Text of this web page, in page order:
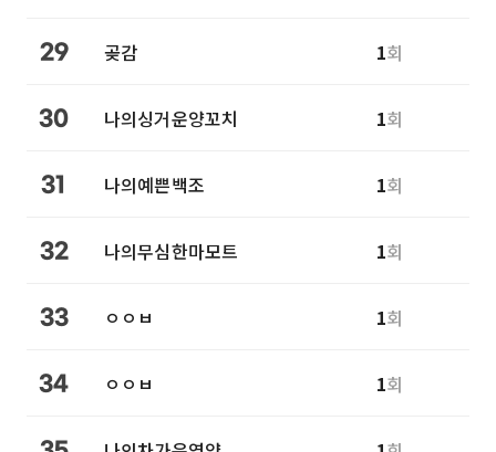
29 곶감 1회
30 나의싱거운양꼬치 1회
31 나의예쁜백조 1회
32 나의무심한마모트 1회
33 ㅇㅇㅂ 1회
34 ㅇㅇㅂ 1회